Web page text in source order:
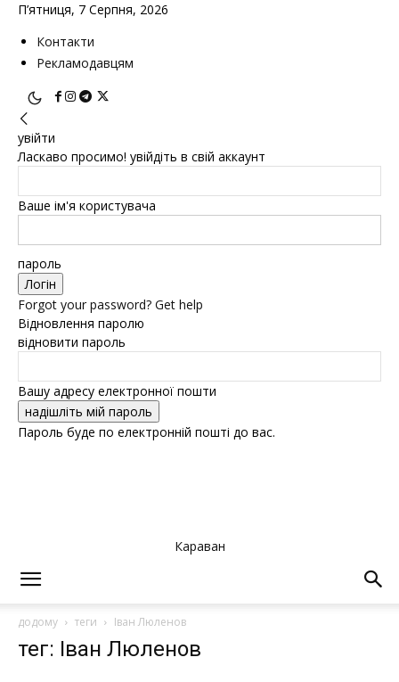
П’ятниця, 7 Серпня, 2026
Контакти
Рекламодавцям
увійти
Ласкаво просимо! увійдіть в свій аккаунт
Ваше ім'я користувача
пароль
Forgot your password? Get help
Відновлення паролю
відновити пароль
Вашу адресу електронної пошти
Пароль буде по електронній пошті до вас.
Караван
додому теги Іван Люленов
тег: Іван Люленов